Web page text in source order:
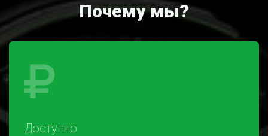
Почему мы?
Доступно